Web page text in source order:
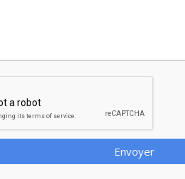
Envoyer